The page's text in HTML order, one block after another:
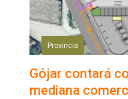
Provincia
Gójar contará
mediana